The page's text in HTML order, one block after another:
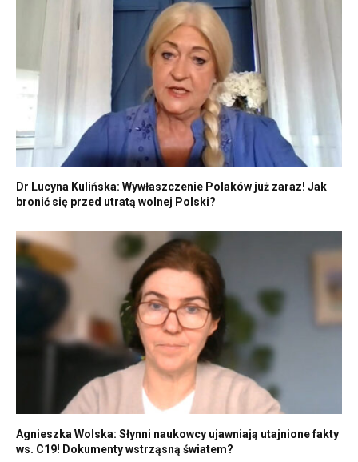
Dr Lucyna Kulińska: Wywłaszczenie Polaków już zaraz! Jak
bronić się przed utratą wolnej Polski?
Agnieszka Wolska: Słynni naukowcy ujawniają utajnione fakty
ws. C19! Dokumenty wstrząsną światem?